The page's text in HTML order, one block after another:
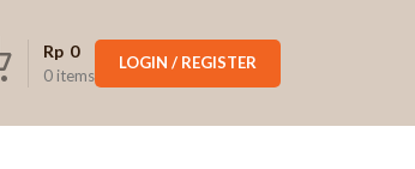
0 items
Rp 0
LOGIN / REGISTER